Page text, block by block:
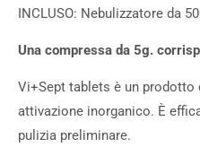
INCLUSO: Nebulizzatore da
Una compressa da 5g.
Vi+Sept tablets è un
attivazione inorganico. È
pulizia preliminare.